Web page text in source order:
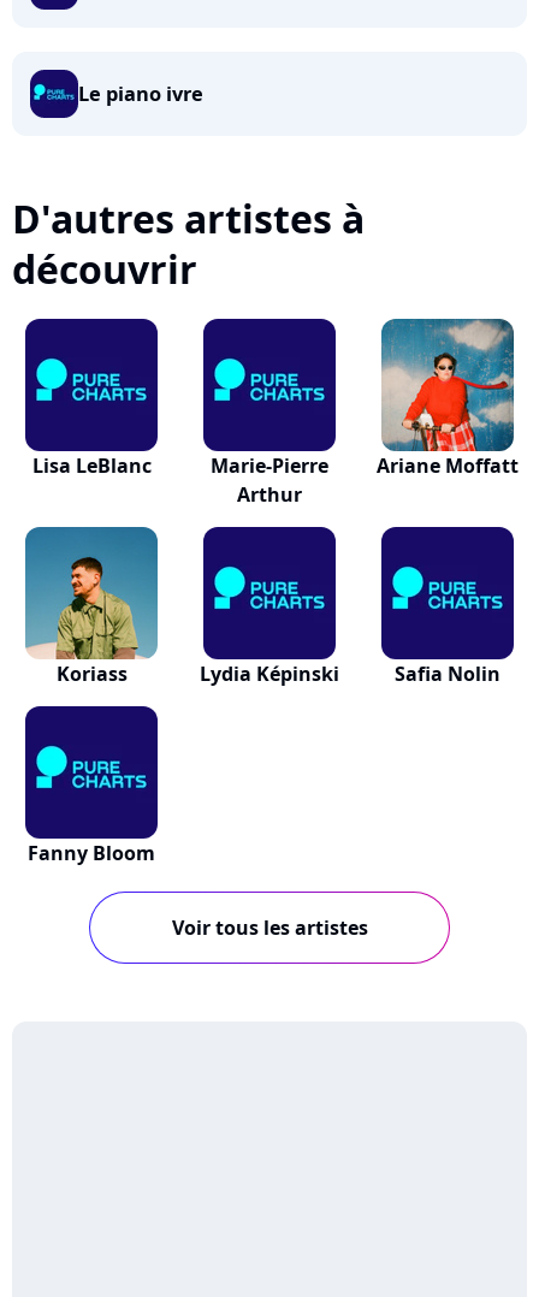
Le piano ivre
D'autres artistes à
découvrir
Lisa LeBlanc
Marie-Pierre
Arthur
Ariane Moffatt
Koriass Lydia Képinski Safia Nolin
Fanny Bloom
Voir tous les artistes